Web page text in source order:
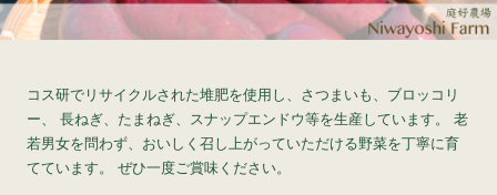
コス研でリサイクルされた堆肥を使用し、さつまいも、ブロッコリ
ー、
長ねぎ、たまねぎ、スナップエンドウ等を生産しています。
老
若男女を問わず、おいしく召し上がっていただける野菜を丁寧に育
てています。
ぜひ一度ご賞味ください。